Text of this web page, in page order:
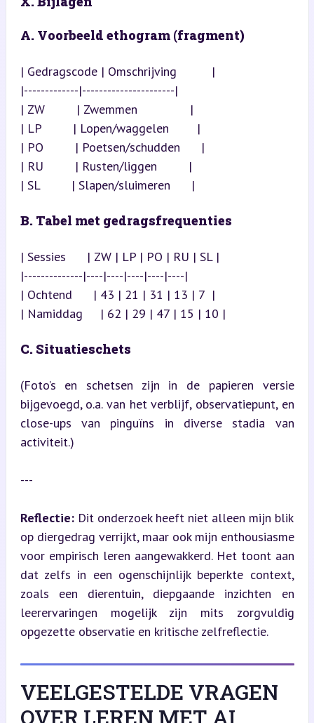
A. Voorbeeld ethogram (fragment)
| Gedragscode | Omschrijving          |
|-------------|----------------------|
| ZW         | Zwemmen               |
| LP         | Lopen/waggelen        |
| PO         | Poetsen/schudden      |
| RU         | Rusten/liggen         |
| SL         | Slapen/sluimeren      |
B. Tabel met gedragsfrequenties
| Sessies      | ZW | LP | PO | RU | SL |
|--------------|----|----|----|----|----|
| Ochtend      | 43 | 21 | 31 | 13 | 7  |
| Namiddag     | 62 | 29 | 47 | 15 | 10 |
C. Situatieschets
(Foto’s en schetsen zijn in de papieren versie
bijgevoegd, o.a. van het verblijf, observatiepunt, en
close-ups van pinguïns in diverse stadia van
activiteit.)
---
Reflectie: Dit onderzoek heeft niet alleen mijn blik
op diergedrag verrijkt, maar ook mijn enthousiasme
voor empirisch leren aangewakkerd. Het toont aan
dat zelfs in een ogenschijnlijk beperkte context,
zoals een dierentuin, diepgaande inzichten en
leerervaringen mogelijk zijn mits zorgvuldig
opgezette observatie en kritische zelfreflectie.
VEELGESTELDE VRAGEN
OVER LEREN MET AI